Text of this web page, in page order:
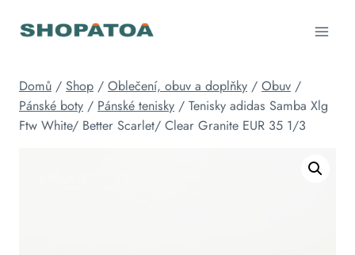
Domů / Shop / Oblečení, obuv a doplňky / Obuv /
Pánské boty / Pánské tenisky / Tenisky adidas Samba Xlg
Ftw White/ Better Scarlet/ Clear Granite EUR 35 1/3